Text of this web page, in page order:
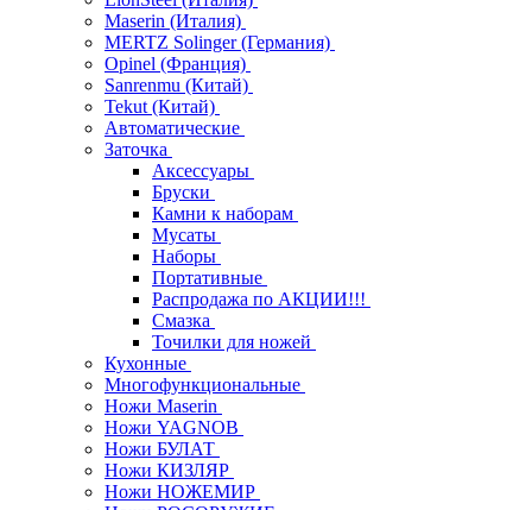
Maserin (Италия)
MERTZ Solinger (Германия)
Opinel (Франция)
Sanrenmu (Китай)
Tekut (Китай)
Автоматические
Заточка
Аксессуары
Бруски
Камни к наборам
Мусаты
Наборы
Портативные
Распродажа по АКЦИИ!!!
Смазка
Точилки для ножей
Кухонные
Многофункциональные
Ножи Maserin
Ножи YAGNOB
Ножи БУЛАТ
Ножи КИЗЛЯР
Ножи НОЖЕМИР